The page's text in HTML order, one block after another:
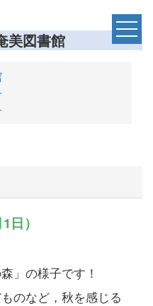
美図書館
日）
」の様子です！
のなど，秋を感じる